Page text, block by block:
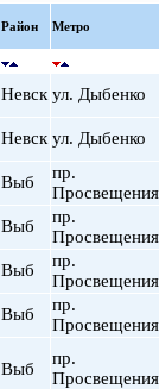
Кирпично-
Кирпичный
Коттедж
Новый Блочный
Реконструкция
Ст.Фонд Кап.Рем.
Сталинский
Старый фонд (СФ)
Район Метро
Невск ул. Дыбенко
Невск ул. Дыбенко
Выб
пр.
Просвещения
Выб
пр.
Просвещения
Выб
пр.
Просвещения
Выб
пр.
Просвещения
Выб
пр.
Просвещения